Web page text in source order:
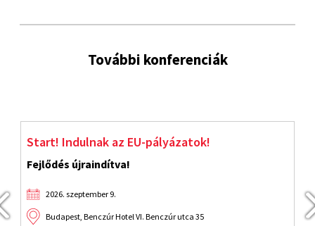
További konferenciák
Start! Indulnak az EU-pályázatok!
Fejlődés újraindítva!
2026. szeptember 9.
Budapest, Benczúr Hotel VI. Benczúr utca 35